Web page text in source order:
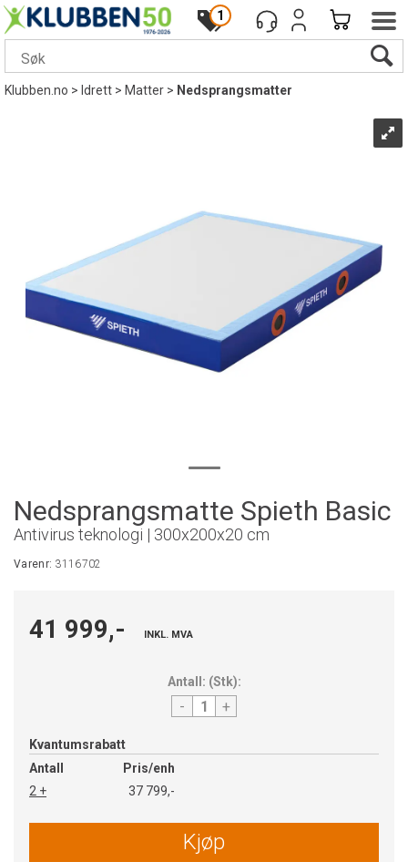
1
Klubben.no> Idrett>Matter> Nedsprangsmatter
Nedsprangsmatte Spieth Basic
Antivirus teknologi | 300x200x20 cm
Varenr: 3116702
41 999,- INKL. MVA
Antall: (Stk):
- +
Kvantumsrabatt
Antall
Pris/enh
2 +
37 799,-
Kjøp